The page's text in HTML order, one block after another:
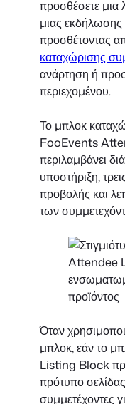
προσθέσετε μια
μιας εκδήλωσης
προσθέτοντας
καταχώρισης
ανάρτηση ή
περιεχομένου.
Το μπλοκ
FooEvents
περιλαμβάνει
υποστήριξη,
προβολής και
των
Όταν
μπλοκ, εάν το
Listing Block
πρότυπο
συμμετέχοντες